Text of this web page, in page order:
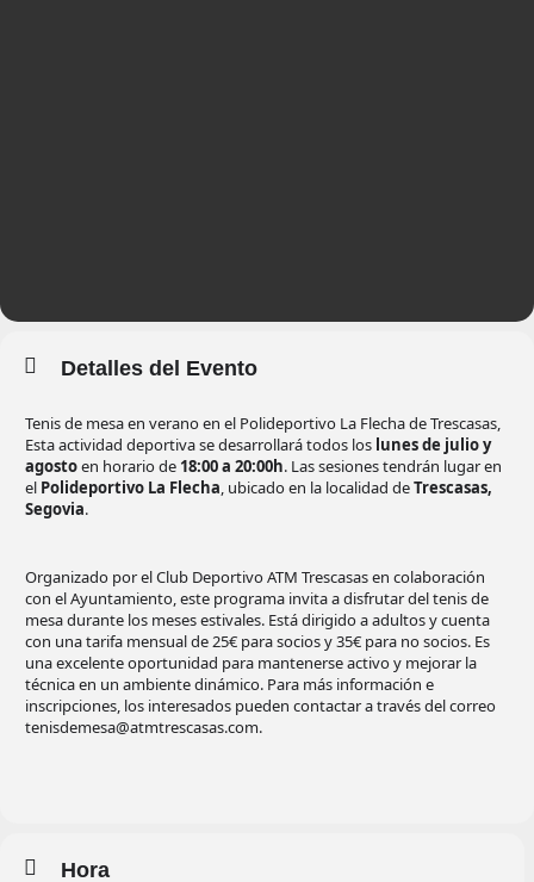
Detalles del Evento
Tenis de mesa en verano en el Polideportivo La Flecha de Trescasas,
Esta actividad deportiva se desarrollará todos los lunes de julio y
agostoen horario de 18:00 a 20:00h. Las sesiones tendrán lugar en
el Polideportivo La Flecha, ubicado en la localidad deTrescasas,
Segovia.
Organizado por el Club Deportivo ATM Trescasas en colaboración
con el Ayuntamiento, este programa invita a disfrutar del tenis de
mesa durante los meses estivales. Está dirigido a adultos y cuenta
con una tarifa mensual de 25€ para socios y 35€ para no socios. Es
una excelente oportunidad para mantenerse activo y mejorar la
técnica en un ambiente dinámico. Para más información e
inscripciones, los interesados pueden contactar a través del correo
tenisdemesa@atmtrescasas.com.
Hora